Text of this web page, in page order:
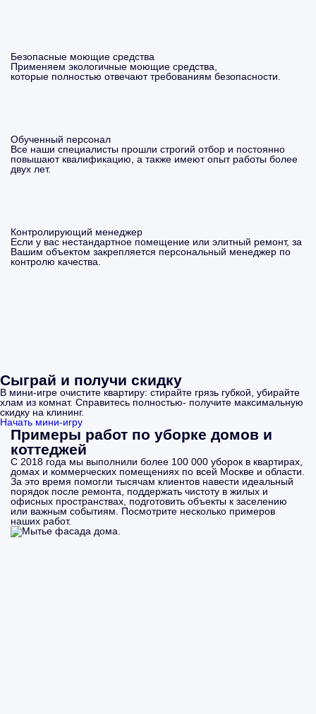
Безопасные моющие средства
Применяем экологичные моющие средства,
которые полностью отвечают требованиям безопасности.
Обученный персонал
Все наши специалисты прошли строгий отбор и постоянно
повышают квалификацию, а также имеют опыт работы более
двух лет.
Контролирующий менеджер
Если у вас нестандартное помещение или элитный ремонт, за
Вашим объектом закрепляется персональный менеджер по
контролю качества.
Сыграй и получи скидку
В мини-игре очистите квартиру: стирайте грязь губкой, убирайте
хлам из комнат. Справитесь полностью- получите максимальную
скидку на клининг.
Начать мини-игру
Примеры работ по уборке домов и
коттеджей
С 2018 года мы выполнили более 100 000 уборок в квартирах,
домах и коммерческих помещениях по всей Москве и области.
За это время помогли тысячам клиентов навести идеальный
порядок после ремонта, поддержать чистоту в жилых и
офисных пространствах, подготовить объекты к заселению
или важным событиям. Посмотрите несколько примеров
наших работ.